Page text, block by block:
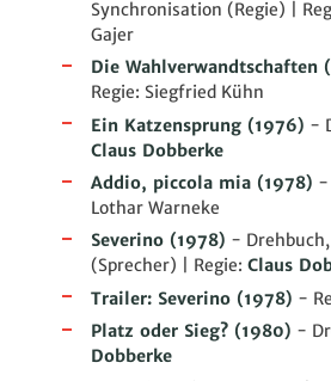
Synchronisation (Regie) |
Gajer
Die Wahlverwandtschaften
Regie: Siegfried Kühn
Ein Katzensprung (1976) -
Claus Dobberke
Addio, piccola mia (1978) -
Lothar Warneke
Severino (1978) -
(Sprecher) | Regie: Claus
Trailer: Severino (1978) -
Platz oder Sieg? (1980) -
Dobberke